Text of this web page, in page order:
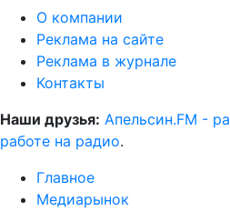
О компании
Реклама на сайте
Реклама в журнале
Контакты
Наши друзья: Апельсин.FM -
работе на радио.
Главное
Медиарынок